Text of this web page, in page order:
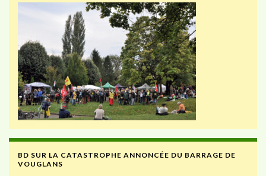
BD SUR LA CATASTROPHE ANNONCÉE DU BARRAGE DE
VOUGLANS